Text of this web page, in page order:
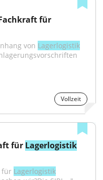
von Lagerlogistik
Vollzeit
für Lagerlogistik
für Lagerlogistik